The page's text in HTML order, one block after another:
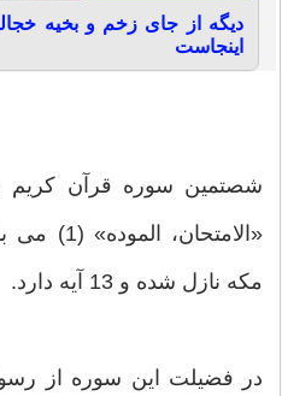
دیگه از جای زخم و بخیه
اینجاست
شصتمین سوره قرآن کریم
مکه نازل شده و 13 آیه دارد.
در فضیلت این سوره از